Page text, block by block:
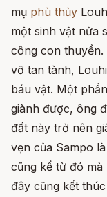
mụ phù thủy
một sinh vật nửa
công con
vỡ tan tành,
báu vật. Một
giành được, ông
đất này trở nên
vẹn của Sampo
cũng kể từ đó
đây cũng kết